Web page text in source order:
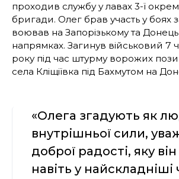
проходив службу у лавах 3-ї
бригади. Олег брав участь у боях
воював на Запорізькому та
напрямках. Загинув військовий 7
року під час штурму ворожих
села Кліщіївка під Бахмутом на
«Олега згадують як
внутрішньої сили,
доброї радості, яку
навіть у найскладніші